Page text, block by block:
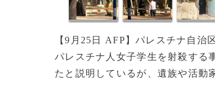
【9月25日 AFP】パレスチナ自治
パレスチナ人女子学生を射殺する
たと説明しているが、遺族や活動